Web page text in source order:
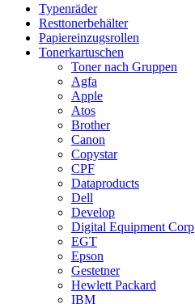
Typenräder
Resttonerbehälter
Papiereinzugsrollen
Tonerkartuschen
Toner nach Gruppen
Agfa
Apple
Atos
Brother
Canon
Copystar
CPF
Dataproducts
Dell
Develop
Digital Equipment Corp
EGT
Epson
Gestetner
Hewlett Packard
IBM